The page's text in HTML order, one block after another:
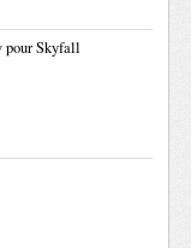
pour Skyfall